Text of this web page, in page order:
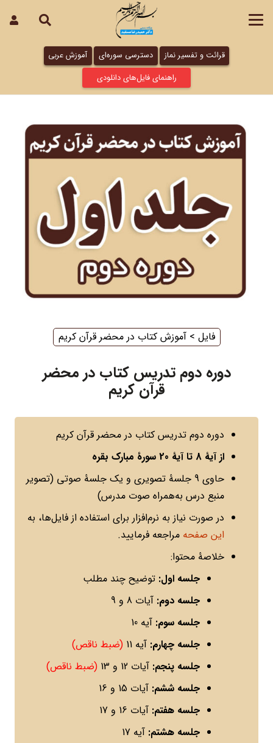
قرائت و تفسیر نماز دسترسی سوره‌ای
آموزش عربی
راهنمای فایل‌های دانلودی
آموزش کتاب در محضر قرآن کریم‌ > ‌ فایل
دوره دوم تدریس کتاب در محضر
قرآن کریم
دوره دوم تدریس کتاب در محضر قرآن کریم
از آیۀ 8 تا آیۀ 20 سورۀ مبارک بقره
حاوی 9 جلسۀ تصویری و یک جلسۀ صوتی (تصویر
منبع درس به‌همراه صوت مدرس)
در صورت نیاز به نرم‌افزار برای استفاده از فایل‌ها، به
این صفحه مراجعه فرمایید.
خلاصۀ محتوا:
جلسه اول: توضیح چند مطلب
جلسه دوم: آیات 8 و 9
جلسه سوم: آیه 10
جلسه چهارم: آیه 11
(ضبط ناقص)
جلسه پنجم: آیات 12 و 13
(ضبط ناقص)
جلسه ششم: آیات 15 و 16
جلسه هفتم: آیات 16 و 17
جلسه هشتم: آیه 17